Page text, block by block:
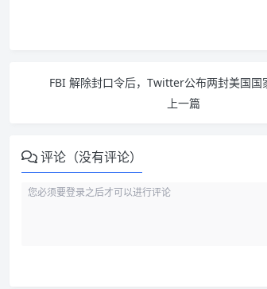
FBI 解除封口令后，Twitter公布两封美国国
上一篇
评论（没有评论）